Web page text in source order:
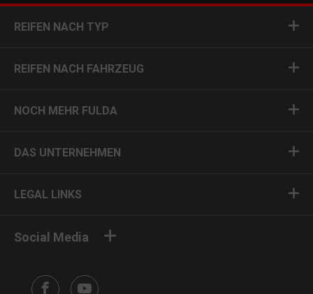
REIFEN NACH TYP
REIFEN NACH FAHRZEUG
NOCH MEHR FULDA
DAS UNTERNEHMEN
Social Media
LEGAL LINKS